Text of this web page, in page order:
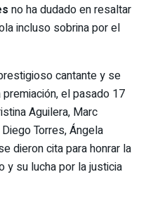
no ha dudado en resaltar
incluso sobrina por el
cantante y se
el pasado 17
Aguilera, Marc
Torres, Ángela
dieron cita para honrar la
y su lucha por la justicia